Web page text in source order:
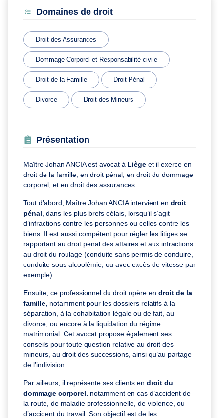
Domaines de droit
Droit des Assurances
Dommage Corporel et Responsabilité civile
Droit de la Famille Droit Pénal
Divorce Droit des Mineurs
Présentation
Maître Johan ANCIA est avocat à Liège et il exerce en
droit de la famille, en droit pénal, en droit du dommage
corporel, et en droit des assurances.
Tout d’abord, Maître Johan ANCIA intervient en droit
pénal , dans les plus brefs délais, lorsqu’il s’agit
d’infractions contre les personnes ou celles contre les
biens. Il est aussi compétent pour régler les litiges se
rapportant au droit pénal des affaires et aux infractions
au droit du roulage (conduite sans permis de conduire,
conduite sous alcoolémie, ou avec excès de vitesse par
exemple).
Ensuite, ce professionnel du droit opère en droit de la
famille, notamment pour les dossiers relatifs à la
séparation, à la cohabitation légale ou de fait, au
divorce, ou encore à la liquidation du régime
matrimonial. Cet avocat propose également ses
conseils pour toute question relative au droit des
mineurs, au droit des successions, ainsi qu’au partage
de l’indivision.
Par ailleurs, il représente ses clients en droit du
dommage corporel, notamment en cas d’accident de
la route, de maladie professionnelle, de violence, ou
d’accident du travail. Son objectif est de les